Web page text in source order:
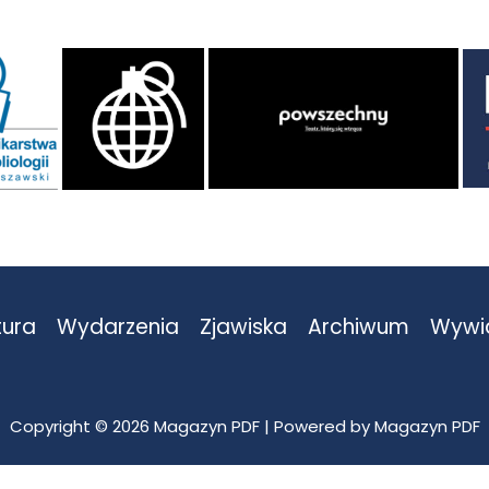
Wydarzenia Zjawiska Archiwum
Copyright © 2026 Magazyn PDF | Powered by Magazyn PDF